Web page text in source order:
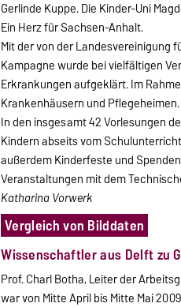
Gerlinde Kuppe. Die Kinder-Uni
Ein Herz für Sachsen-Anhalt.
Mit der von der Landesvereinigung
Kampagne wurde bei vielfältigen
Erkrankungen aufgeklärt. Im
Krankenhäusern und Pflegeheimen.
In den insgesamt 42 Vorlesungen
Kindern abseits vom
außerdem Kinderfeste und
Veranstaltungen mit dem
Katharina Vorwerk
Vergleich von Bilddaten
Wissenschaftler aus Delft zu
Prof. Charl Botha, Leiter der
war von Mitte April bis Mitte Mai